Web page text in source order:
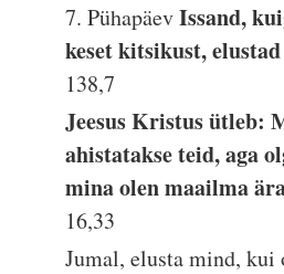
7. PühapäevIssand,
keset kitsikust,
138,7
Jeesus Kristus ütleb:
ahistatakse teid, aga
mina olen maailma
16,33
Jumal, elusta mind, kui